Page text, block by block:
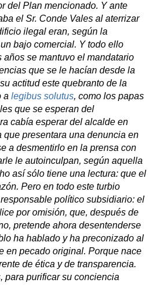
del Plan mencionado. Y ante
el Sr. Conde Vales al aterrizar
ilegal eran, según la
bajo comercial. Y todo ello
se mantuvo el mandatario
que se le hacían desde la
actitud este quebranto de la
a legibus solutus, como los papas
que se esperan del
cabía esperar del alcalde en
presentara una denuncia en
a desmentirlo en la prensa con
le autoinculpan, según aquella
así sólo tiene una lectura: que el
Pero en todo este turbio
político subsidiario: el
por omisión, que, después de
pretende ahora desentenderse
ha hablado y ha preconizado al
en pecado original. Porque nace
de ética y de transparencia.
para purificar su conciencia